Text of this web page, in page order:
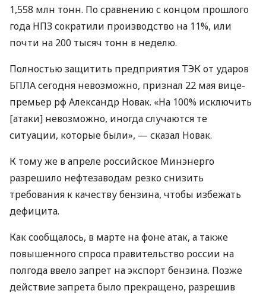
1,558 млн тонн. По сравнению с концом прошлого
года НПЗ сократили производство на 11%, или
почти на 200 тысяч тонн в неделю.
Полностью защитить предприятия ТЭК от ударов
БПЛА сегодня невозможно, признал 22 мая вице-
премьер рф Александр Новак. «На 100% исключить
[атаки] невозможно, иногда случаются те
ситуации, которые были», — сказал Новак.
К тому же в апреле российское Минэнерго
разрешило нефтезаводам резко снизить
требования к качеству бензина, чтобы избежать
дефицита.
Как сообщалось, в марте на фоне атак, а также
повышенного спроса правительство россии на
полгода ввело запрет на экспорт бензина. Позже
действие запрета было прекращено, разрешив